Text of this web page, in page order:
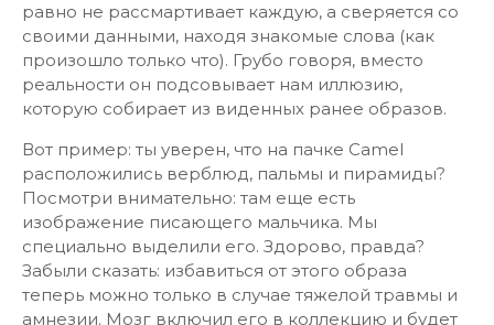
равно не рассмартивает каждую, а сверяется со
своими данными, находя знакомые слова (как
произошло только что). Грубо говоря, вместо
реальности он подсовывает нам иллюзию,
которую собирает из виденных ранее образов.
Вот пример: ты уверен, что на пачке Camel
расположились верблюд, пальмы и пирамиды?
Посмотри внимательно: там еще есть
изображение писающего мальчика. Мы
специально выделили его. Здорово, правда?
Забыли сказать: избавиться от этого образа
теперь можно только в случае тяжелой травмы и
амнезии. Мозг включил его в коллекцию и будет